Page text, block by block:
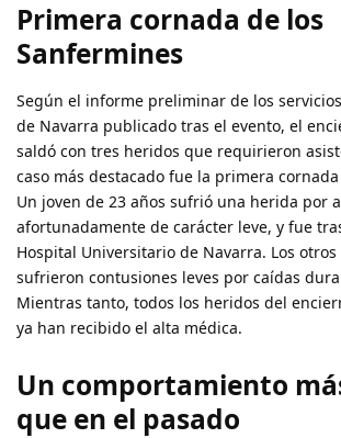
Primera cornada de los
Sanfermines
Según el informe preliminar de los
de Navarra publicado tras el evento, el
saldó con tres heridos que requirieron
caso más destacado fue la primera
Un joven de 23 años sufrió una herida por
afortunadamente de carácter leve, y fue
Hospital Universitario de Navarra. Los
sufrieron contusiones leves por caídas
Mientras tanto, todos los heridos del
ya han recibido el alta médica.
Un comportamiento
que en el pasado